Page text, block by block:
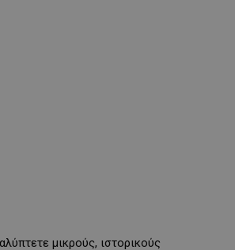
μικρούς, ιστορικούς